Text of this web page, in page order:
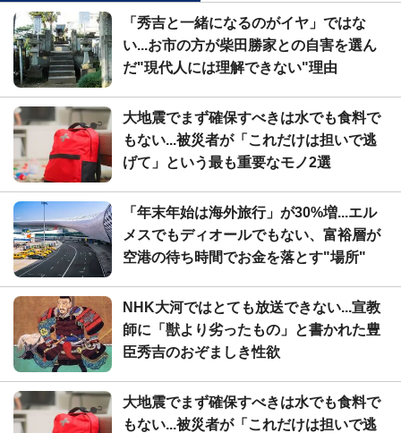
「秀吉と一緒になるのがイヤ」ではな
い...お市の方が柴田勝家との自害を選ん
だ"現代人には理解できない"理由
大地震でまず確保すべきは水でも食料で
もない...被災者が「これだけは担いで逃
げて」という最も重要なモノ2選
「年末年始は海外旅行」が30%増...エル
メスでもディオールでもない、富裕層が
空港の待ち時間でお金を落とす"場所"
NHK大河ではとても放送できない...宣教
師に「獣より劣ったもの」と書かれた豊
臣秀吉のおぞましき性欲
大地震でまず確保すべきは水でも食料で
もない...被災者が「これだけは担いで逃